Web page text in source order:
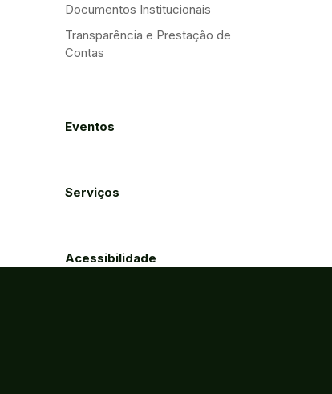
Documentos Institucionais
Transparência e Prestação de
Contas
Eventos
Serviços
Acessibilidade